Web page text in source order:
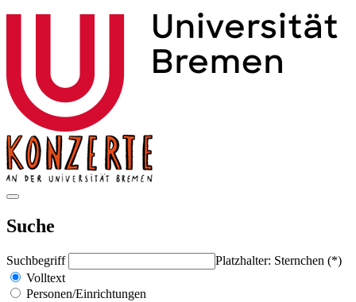
Suche
Suchbegriff
Platzhalter: Sternchen (*)
Volltext
Personen/Einrichtungen